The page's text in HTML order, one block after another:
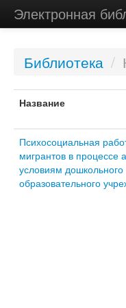
Электронная
Библиотека /
Название
Психосоциальная
мигрантов в процессе
условиям дошкольного
образовательного